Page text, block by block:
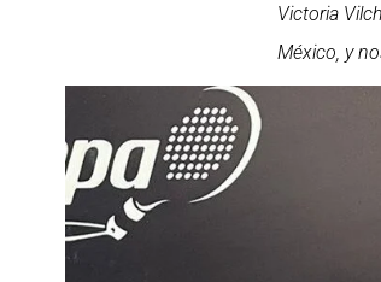
Victoria
México, y